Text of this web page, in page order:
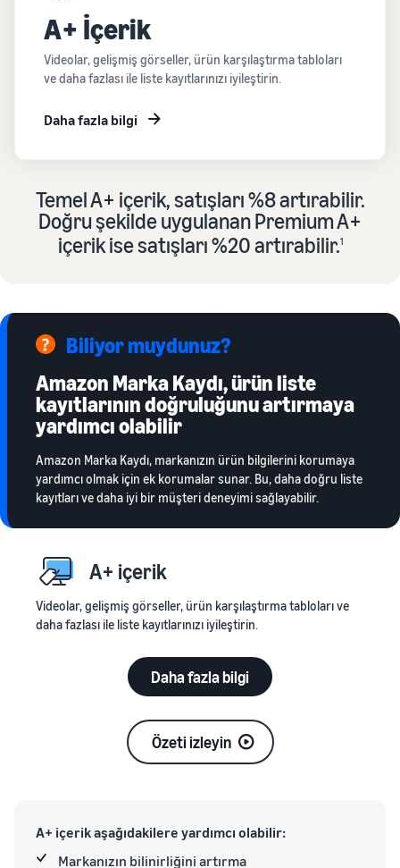
A+ İçerik
Videolar, gelişmiş görseller, ürün karşılaştırma tabloları
ve daha fazlası ile liste kayıtlarınızı iyileştirin.
Daha fazla bilgi
Temel A+ içerik, satışları %8 artırabilir.
Doğru şekilde uygulanan Premium A+
içerik ise satışları %20 artırabilir.1
Biliyor muydunuz?
Amazon Marka Kaydı, ürün liste
kayıtlarının doğruluğunu artırmaya
yardımcı olabilir
Amazon Marka Kaydı, markanızın ürün bilgilerini korumaya
yardımcı olmak için ek korumalar sunar. Bu, daha doğru liste
kayıtları ve daha iyi bir müşteri deneyimi sağlayabilir.
A+ içerik
Videolar, gelişmiş görseller, ürün karşılaştırma tabloları ve
daha fazlası ile liste kayıtlarınızı iyileştirin.
Daha fazla bilgi
Özeti izleyin
A+ içerik aşağıdakilere yardımcı olabilir:
Markanızın bilinirliğini artırma